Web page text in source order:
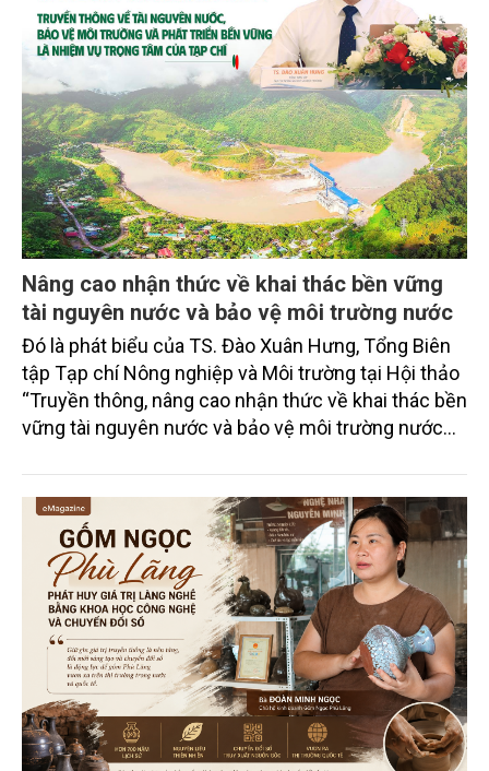
Nâng cao nhận thức về khai thác bền vững
tài nguyên nước và bảo vệ môi trường nước
Đó là phát biểu của TS. Đào Xuân Hưng, Tổng Biên
tập Tạp chí Nông nghiệp và Môi trường tại Hội thảo
“Truyền thông, nâng cao nhận thức về khai thác bền
vững tài nguyên nước và bảo vệ môi trường nước
trường phối hợp với Sở Nông nghiệp và Môi trường
tỉnh Lai Châu tổ chức ngày 10/7/2026. Hội thảo thu
hút sự tham gia của hơn 100 đại biểu là lãnh đạo
các đơn vị thuộc Bộ Nông nghiệp và Môi trường,
chuyên gia, nhà khoa học, Sở Nông nghiệp và Môi
trường tỉnh Lai Châu và đại diện các cơ quan đơn vị
doanh nghiệp ở các tỉnh miền núi phía Bắc.